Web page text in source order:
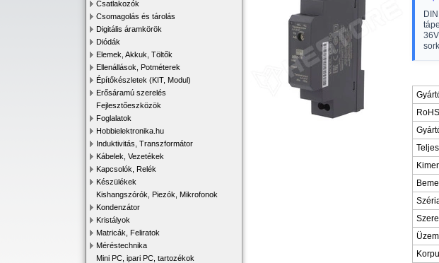
Csatlakozók
Csomagolás és tárolás
Digitális áramkörök
Diódák
Elemek, Akkuk, Töltők
Ellenállások, Potméterek
Építőkészletek (KIT, Modul)
Erősáramú szerelés
Fejlesztőeszközök
Foglalatok
Hobbielektronika.hu
Induktivitás, Transzformátor
Kábelek, Vezetékek
Kapcsolók, Relék
Készülékek
Kishangszórók, Piezók, Mikrofonok
Kondenzátor
Kristályok
Matricák, Feliratok
Méréstechnika
Mini PC, ipari PC, tartozékok
RoHS